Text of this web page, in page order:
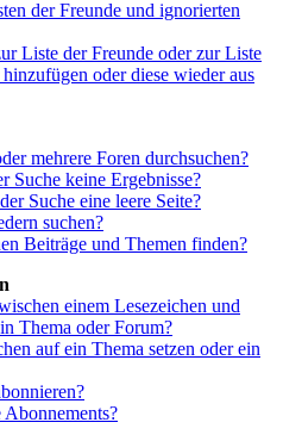
der Freunde und ignorierten
Liste der Freunde oder zur Liste
oder diese wieder aus
mehrere Foren durchsuchen?
Suche keine Ergebnisse?
Suche eine leere Seite?
suchen?
Beiträge und Themen finden?
einem Lesezeichen und
Thema oder Forum?
auf ein Thema setzen oder ein